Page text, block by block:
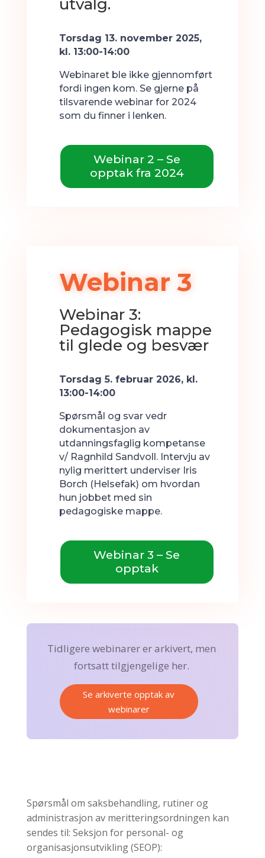
utvalg.
Torsdag 13. november 2025,
kl. 13:00-14:00
Webinaret ble ikke gjennomført
fordi ingen kom. Se gjerne på
tilsvarende webinar for 2024
som du finner i lenken.
Webinar 2 – Se
opptak fra 2024
Webinar 3
Webinar 3:
Pedagogisk mappe
til glede og besvær
Torsdag 5. februar 2026, kl.
13:00-14:00
Spørsmål og svar vedr
dokumentasjon av
utdanningsfaglig kompetanse
v/ Ragnhild Sandvoll. Intervju av
nylig merittert underviser Iris
Borch (Helsefak) om hvordan
hun jobbet med sin
pedagogiske mappe.
Webinar 3 – Se
opptak
Tidligere webinarer er arkivert, men
fortsatt tilgjengelige her.
Se arkiverte opptak av
webinarer
Spørsmål om saksbehandling, rutiner og
administrasjon av meritteringsordningen kan
sendes til: Seksjon for personal- og
organisasjonsutvikling (SEOP):